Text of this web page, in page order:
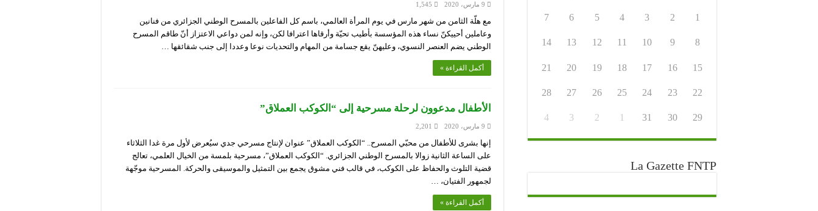
9 مارس، 2020 1,545
مع هلّة الثامن من شهر مارس في يوم المرأة العالمي، باسم كل الفاعلين بالمسرح الوطني الجزائري من فنانين
وعاملين أحييكنّ نساء هذه المؤسسة بأطيب تحيّة وأرقاها اعترافا لكن، وإنه لمن دواعي الاعتزاز أنّ طاقم المسرح
الوطني يضم العنصر النسوي، وعليهنّ يقع جسامة من المهام والتحديات نوعا وعددا إلى جنب شقائقها …
أكمل القراءة »
الأطفال مدعوون لرحلة مسرحية إلى “الكوكب العملاق”
9 مارس، 2020 2,201
إنها بشرى للأطفال من محبّي المسرح.. “الكوكب العملاق” عنوان لإنتاج مسرحي جدي سيُعرض لأول مرة غدا الثلاثاء
على الساعة الثانية زوالا بالمسرح الوطني الجزائري. “الكوكب العملاق”، مسرحية بلمسة من الخيال العلمي، تعالج
قضية التلوث والحفاظ على الكوكب، في قالب فني مشوق يجمع بين التمثيل والموسيقى والحركة. المسرحية موجّهة
لجمهور الفتيان، …
أكمل القراءة »
1
2
3
4
5
6
7
8
9
10
11
12
13
14
15
16
17
18
19
20
21
22
23
24
25
26
27
28
29
30
31
1
2
3
4
La Gazette FNTP